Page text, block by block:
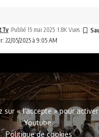
22/05/2025 à 9:05 AM
Publié 15 mai 2025 1.8K Vues
sur « J’accepte » pour activer
Youtube
Politique de cookies